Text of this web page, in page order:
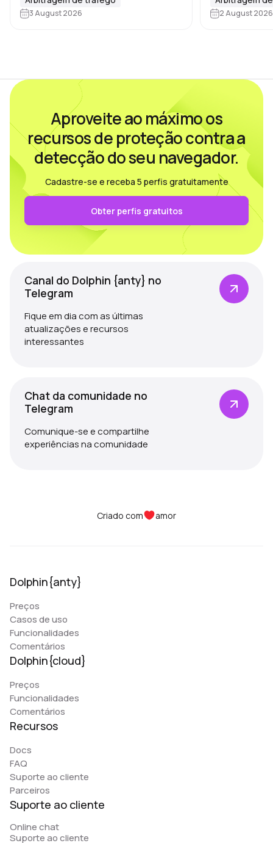
falarmos de marketing nas redes
3 August 2026
Equipes de
2 August 2026
Aproveite ao máximo os
recursos de proteção contra a
detecção do seu navegador.
Cadastre-se e receba 5 perfis gratuitamente
Obter perfis gratuitos
Canal do Dolphin {anty} no
Telegram
Fique em dia com as últimas
atualizações e recursos
interessantes
Chat da comunidade no
Telegram
Comunique-se e compartilhe
experiências na comunidade
Criado com amor
Dolphin{anty}
Preços
Casos de uso
Funcionalidades
Comentários
Dolphin{cloud}
Preços
Funcionalidades
Comentários
Recursos
Docs
FAQ
Suporte ao cliente
Parceiros
Suporte ao cliente
Online chat
Suporte ao cliente